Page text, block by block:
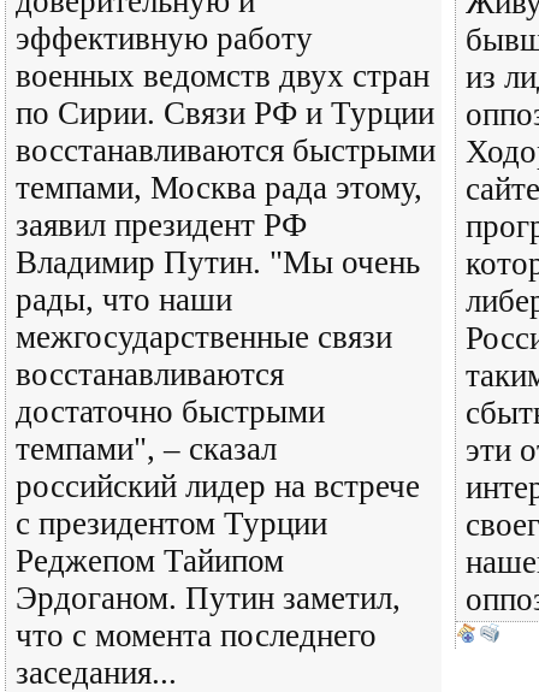
эффективную работу
военных ведомств двух стран
по Сирии. Связи РФ и Турции
восстанавливаются быстрыми
темпами, Москва рада этому,
заявил президент РФ
Владимир Путин. "Мы очень
рады, что наши
межгосударственные связи
восстанавливаются
достаточно быстрыми
темпами", – сказал
российский лидер на встрече
с президентом Турции
Реджепом Тайипом
Эрдоганом. Путин заметил,
что с момента последнего
заседания...
из
эти